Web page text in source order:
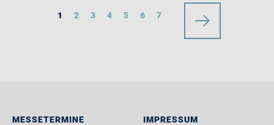
1 2 3 4 5 6 7
MESSETERMINE IMPRESSUM